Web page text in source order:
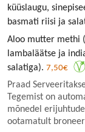
küüslaugu,
basmati riisi ja
Aloo mutter methi
lambaläätse ja
salatiga). 7,50€
Praad
Tegemist on
mõnedel
ootamatult